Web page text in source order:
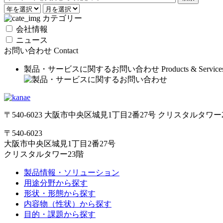
カテゴリー
会社情報
ニュース
お問い合わせ Contact
製品・サービスに関するお問い合わせ Products &
〒540-6023 大阪市中央区城見1丁目2番27号 クリスタルタワー
〒540-6023
大阪市中央区城見1丁目2番27号
クリスタルタワー23階
製品情報・ソリューション
用途分野から探す
形状・形態から探す
内容物（性状）から探す
目的・課題から探す